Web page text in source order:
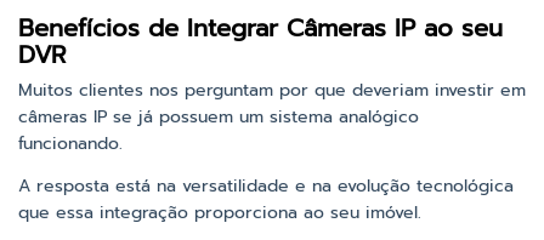
Benefícios de Integrar Câmeras IP ao seu
DVR
Muitos clientes nos perguntam por que deveriam investir em
câmeras IP se já possuem um sistema analógico
funcionando.
A resposta está na versatilidade e na evolução tecnológica
que essa integração proporciona ao seu imóvel.